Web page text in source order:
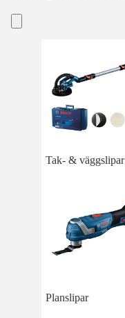
Tak- & väggslipar
Planslipar